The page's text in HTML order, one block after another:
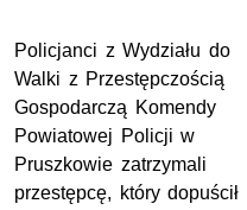
Policjanci z Wydziału do
Walki z Przestępczością
Gospodarczą Komendy
Powiatowej Policji w
Pruszkowie zatrzymali
przestępcę, który dopuścił